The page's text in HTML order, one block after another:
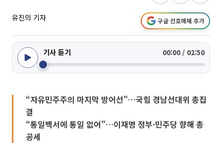
유진의 기자 구글 선호매체 추가
기사 듣기 00:00 / 02:50
“자유민주주의 마지막 방어선”…국힘 경남선대위 총집
결
“통일백서에 통일 없어”…이재명 정부·민주당 향해 총
공세